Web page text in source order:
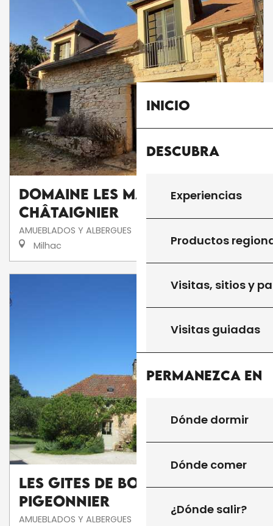
Inicio
Descubra
Experiencias
Productos
Visitas, sitios y
Visitas guiadas
Permanezca en
Dónde dormir
Dónde comer
¿Dónde salir?
Domaine Les Maurelles :
Châtaignier
AMUEBLADOS Y ALBERGUES
Milhac
Les gites de Boussagou : Le
Pigeonnier
AMUEBLADOS Y ALBERGUES